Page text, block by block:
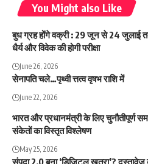
You Might also Like
बुध ग्रह होंगे वक्री : 29 जून से 24 जुलाई
धैर्य और विवेक की होगी परीक्षा
June 26, 2026
सेनापति चले…पृथ्वी त्तत्व वृषभ राशि में
June 22, 2026
भारत और प्रधानमंत्री के लिए चुनौतीपूर्ण
संकेतों का विस्तृत विश्लेषण
May 25, 2026
संपदा 2.0 बना ‘डिजिटल खतरा’?